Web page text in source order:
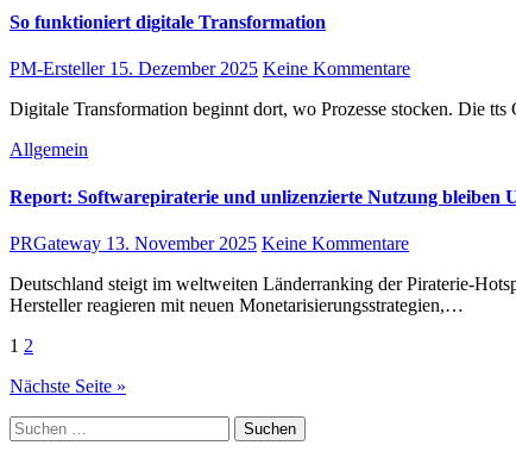
So funktioniert digitale Transformation
PM-Ersteller 15. Dezember 2025 Keine Kommentare
Digitale Transformation beginnt dort, wo Prozesse stocken. Die
Allgemein
Report: Softwarepiraterie und unlizenzierte Nutzung bleiben
PRGateway 13. November 2025 Keine Kommentare
Deutschland steigt im weltweiten Länderranking der Piraterie-Hotspots von Platz 11 auf Platz 6 Hamburg, 13. November 2025 – Künstliche Intelligenz verändert die Spielregeln der Softwarewirtschaft.
Hersteller reagieren mit neuen Monetarisierungsstrategien,…
Seitennummerierung
der
Beiträge
1 2
Nächste Seite »
Suchen
nach: